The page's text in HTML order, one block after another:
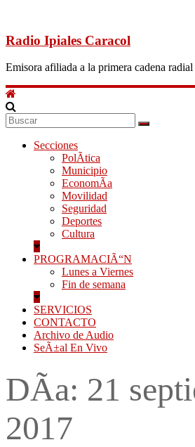
Radio Ipiales Caracol
Emisora afiliada a la primera cadena
Secciones
PolÃ­tica
Municipio
EconomÃ­a
Movilidad
Seguridad
Deportes
Cultura
PROGRAMACIÃ“N
Lunes a Viernes
Fin de semana
SERVICIOS
CONTACTO
Archivo de Audio
SeÃ±al En Vivo
DÃ­a: 21
2017